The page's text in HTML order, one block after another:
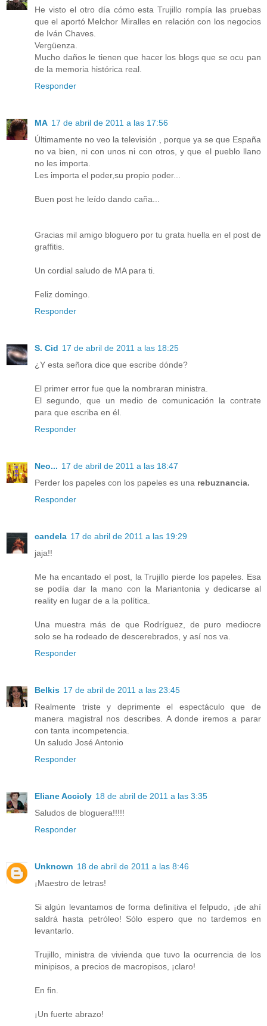
He visto el otro día cómo esta Trujillo rompía las pruebas
que el aportó Melchor Miralles en relación con los negocios
de Iván Chaves.
Vergüenza.
Mucho daños le tienen que hacer los blogs que se ocu pan
de la memoria histórica real.
Responder
MA 17 de abril de 2011 a las 17:56
Últimamente no veo la televisión , porque ya se que España
no va bien, ni con unos ni con otros, y que el pueblo llano
no les importa.
Les importa el poder,su propio poder...
Buen post he leído dando caña...
Gracias mil amigo bloguero por tu grata huella en el post de
graffitis.
Un cordial saludo de MA para ti.
Feliz domingo.
Responder
S. Cid 17 de abril de 2011 a las 18:25
¿Y esta señora dice que escribe dónde?
El primer error fue que la nombraran ministra.
El segundo, que un medio de comunicación la contrate
para que escriba en él.
Responder
Neo... 17 de abril de 2011 a las 18:47
Perder los papeles con los papeles es una rebuznancia.
Responder
candela 17 de abril de 2011 a las 19:29
jaja!!
Me ha encantado el post, la Trujillo pierde los papeles. Esa
se podía dar la mano con la Mariantonia y dedicarse al
reality en lugar de a la política.
Una muestra más de que Rodríguez, de puro mediocre
solo se ha rodeado de descerebrados, y así nos va.
Responder
Belkis 17 de abril de 2011 a las 23:45
Realmente triste y deprimente el espectáculo que de
manera magistral nos describes. A donde iremos a parar
con tanta incompetencia.
Un saludo José Antonio
Responder
Eliane Accioly 18 de abril de 2011 a las 3:35
Saludos de bloguera!!!!!
Responder
Unknown 18 de abril de 2011 a las 8:46
¡Maestro de letras!
Si algún levantamos de forma definitiva el felpudo, ¡de ahí
saldrá hasta petróleo! Sólo espero que no tardemos en
levantarlo.
Trujillo, ministra de vivienda que tuvo la ocurrencia de los
minipisos, a precios de macropisos, ¡claro!
En fin.
¡Un fuerte abrazo!